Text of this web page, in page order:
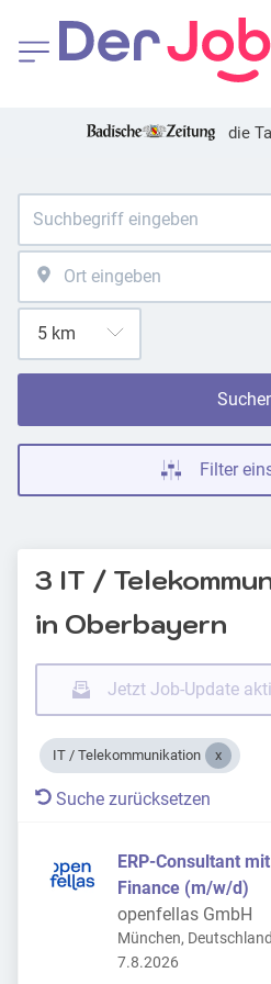
die
Filter
3 IT /
in Oberbayern
Jetzt Job-Update
IT / Telekommunikation
Suche zurücksetzen
ERP-Consultant
Finance (m/w/d)
openfellas GmbH
München, Deutschland
Veröffentlicht
7.8.2026